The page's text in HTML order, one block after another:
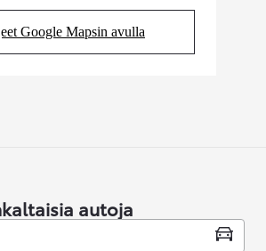
Google Mapsin avulla
(Aukeaa uudessa välilehdessä)
autoja